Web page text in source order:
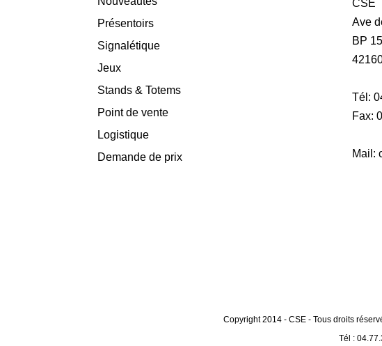
Présentoirs
Signalétique
Jeux
Stands & Totems
Point de vente
Logistique
Demande de prix
CSE
Ave
BP
Tél:
Fax:
Mail:
Copyright 2014 - CSE - Tous droits
Tél :